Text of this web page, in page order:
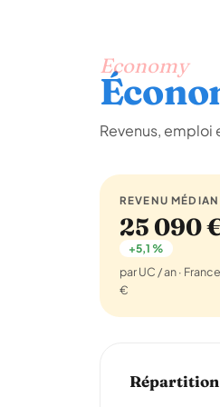
Economy
Revenus,
REVENU MÉDIAN
25 090
+5,1 %
par UC / an ·
€
Répartition